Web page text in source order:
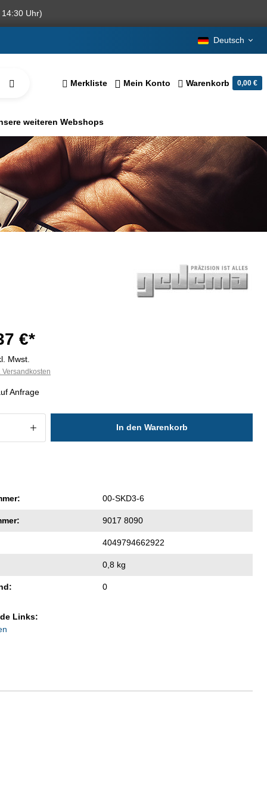
Uhr)
Deutsch
Merkliste Mein Konto Warenkorb 0,00 €
weiteren Webshops
€*
Mwst.
Versandkosten
Anfrage
Anzahl: Gib den gewünschten Wert
In den Warenkorb
00-SKD3-6
9017 8090
4049794662922
0,8 kg
0
Links: